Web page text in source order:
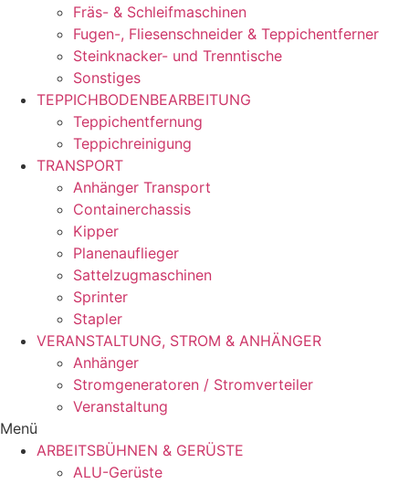
Fräs- & Schleifmaschinen
Fugen-, Fliesenschneider & Teppichentferner
Steinknacker- und Trenntische
Sonstiges
TEPPICHBODENBEARBEITUNG
Teppichentfernung
Teppichreinigung
TRANSPORT
Anhänger Transport
Containerchassis
Kipper
Planenauflieger
Sattelzugmaschinen
Sprinter
Stapler
VERANSTALTUNG, STROM & ANHÄNGER
Anhänger
Stromgeneratoren / Stromverteiler
Veranstaltung
Menü
ARBEITSBÜHNEN & GERÜSTE
ALU-Gerüste